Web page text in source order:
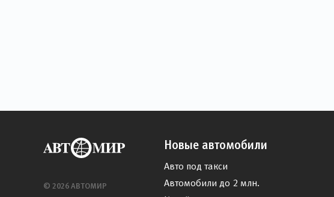
© 2026 АВТОМИР
Новые автомобили
Авто под такси
Автомобили до 2 млн.